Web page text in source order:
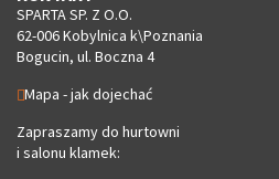
SPARTA SP. Z O.O.
62-006 Kobylnica k\Poznania
Bogucin, ul. Boczna 4
Mapa - jak dojechać
Zapraszamy do hurtowni
i salonu klamek: